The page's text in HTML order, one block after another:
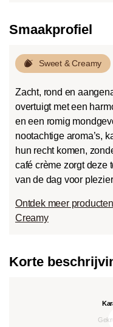
Smaakprofiel
Sweet & Creamy
Zacht, rond en
overtuigt met een
en een romig
nootachtige aroma’s,
hun recht komen,
café crème zorgt deze
van de dag voor
Ontdek meer
Creamy
Korte